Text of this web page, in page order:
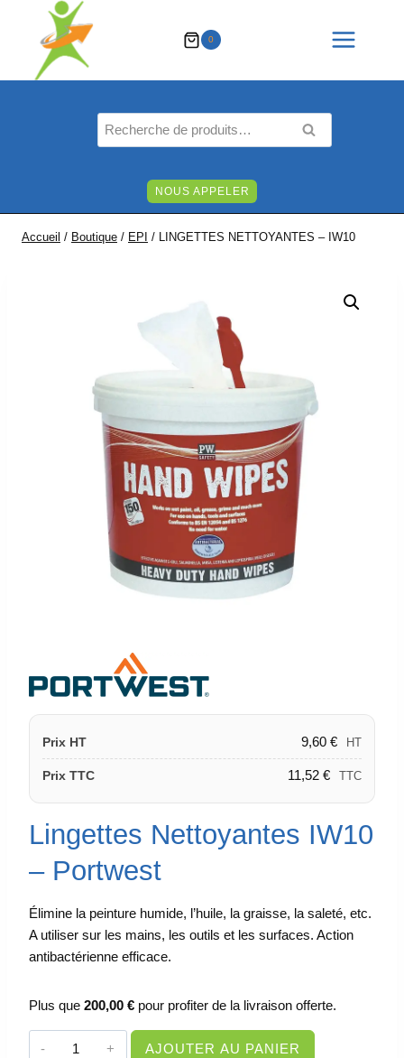
contenu
0
Recherche
pour :
RECHERCHE
NOUS APPELER
Accueil / Boutique / EPI / LINGETTES NETTOYANTES – IW10
Prix HT 9,60 € HT
Prix TTC 11,52 € TTC
Lingettes Nettoyantes IW10
– Portwest
Élimine la peinture humide, l’huile, la graisse, la saleté, etc.
A utiliser sur les mains, les outils et les surfaces. Action
antibactérienne efficace.
Plus que 200,00 € pour profiter de la livraison offerte.
quantité
AJOUTER AU PANIER